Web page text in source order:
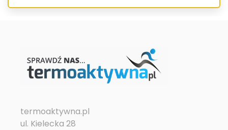
termoaktywna.pl
ul. Kielecka 28